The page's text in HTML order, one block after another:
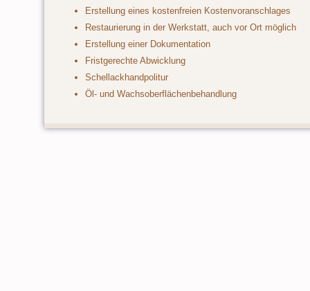
Erstellung eines kostenfreien Kostenvoranschlages
Restaurierung in der Werkstatt, auch vor Ort möglich
Erstellung einer Dokumentation
Fristgerechte Abwicklung
Schellackhandpolitur
Öl- und Wachsoberflächenbehandlung